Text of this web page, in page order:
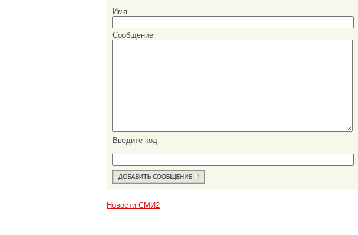
Имя
Сообщение
Введите код
Новости СМИ2